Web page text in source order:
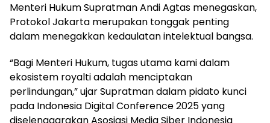
Menteri Hukum Supratman Andi Agtas menegaskan,
Protokol Jakarta merupakan tonggak penting
dalam menegakkan kedaulatan intelektual bangsa.
“Bagi Menteri Hukum, tugas utama kami dalam
ekosistem royalti adalah menciptakan
perlindungan,” ujar Supratman dalam pidato kunci
pada Indonesia Digital Conference 2025 yang